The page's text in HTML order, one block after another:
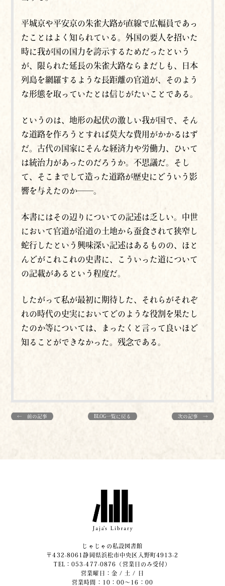
平城京や平安京の朱雀大路が直線で広幅員であっ
たことはよく知られている。外国の要人を招いた
時に我が国の国力を誇示するためだったという
が、限られた延長の朱雀大路ならまだしも、日本
列島を網羅するような長距離の官道が、そのよう
な形態を取っていたとは信じがたいことである。
というのは、地形の起伏の激しい我が国で、そん
な道路を作ろうとすれば莫大な費用がかかるはず
だ。古代の国家にそんな経済力や労働力、ひいて
は統治力があったのだろうか。不思議だ。そし
て、そこまでして造った道路が歴史にどういう影
響を与えたのか──。
本書にはその辺りについての記述は乏しい。中世
において官道が沿道の土地から蚕食されて狭窄し
蛇行したという興味深い記述はあるものの、ほと
んどがこれこれの史書に、こういった道について
の記載があるという程度だ。
したがって私が最初に期待した、それらがそれぞ
れの時代の史実においてどのような役割を果たし
たのか等については、まったくと言って良いほど
知ることができなかった。残念である。
← 前の記事 BLOG一覧に戻る 次の記事 →
じゃじゃの私設図書館
〒432-8061静岡県浜松市中央区入野町4913-2
​TEL：053-477-0876（営業日のみ受付）
営業曜日：金 / 土 / 日
営業時間：10：00～16：00